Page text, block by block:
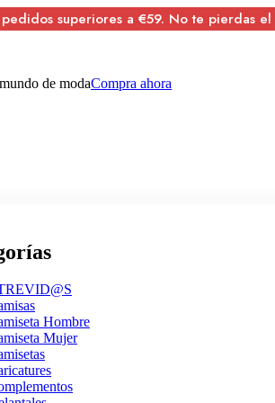
superiores a €59. No te pierdas el
de modaCompra ahora
Hombre
Mujer